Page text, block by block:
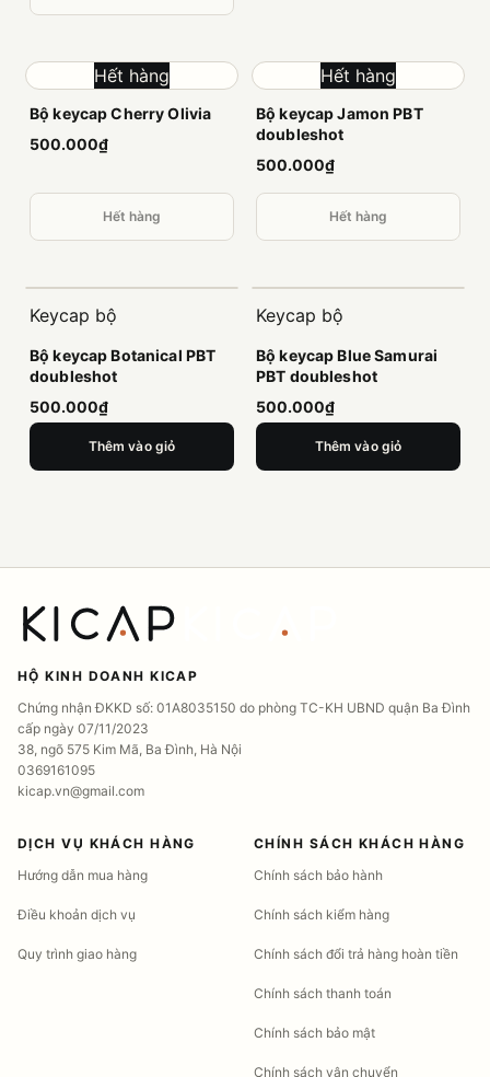
Hết hàng
Bộ keycap Cherry Olivia
500.000₫
Hết hàng
Hết hàng
Bộ keycap Jamon PBT
doubleshot
500.000₫
Hết hàng
Keycap bộ
Bộ keycap Botanical PBT
doubleshot
500.000₫
Thêm vào giỏ
Keycap bộ
Bộ keycap Blue Samurai
PBT doubleshot
500.000₫
Thêm vào giỏ
HỘ KINH DOANH KICAP
Chứng nhận ĐKKD số: 01A8035150 do phòng TC-KH UBND quận Ba Đình
cấp ngày 07/11/2023
38, ngõ 575 Kim Mã, Ba Đình, Hà Nội
0369161095
kicap.vn@gmail.com
DỊCH VỤ KHÁCH HÀNG
Hướng dẫn mua hàng
Điều khoản dịch vụ
Quy trình giao hàng
CHÍNH SÁCH KHÁCH HÀNG
Chính sách bảo hành
Chính sách kiểm hàng
Chính sách đổi trả hàng hoàn tiền
Chính sách thanh toán
Chính sách bảo mật
Chính sách vận chuyển